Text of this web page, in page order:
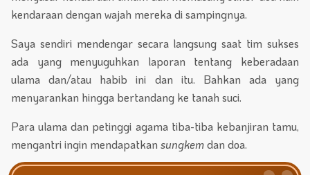
kendaraan dengan wajah mereka di sampingnya.
Saya sendiri mendengar secara langsung saat tim sukses
ada yang menyuguhkan laporan tentang keberadaan
ulama dan/atau habib ini dan itu. Bahkan ada yang
menyarankan hingga bertandang ke tanah suci.
Para ulama dan petinggi agama tiba-tiba kebanjiran tamu,
mengantri ingin mendapatkan sungkemdan doa.